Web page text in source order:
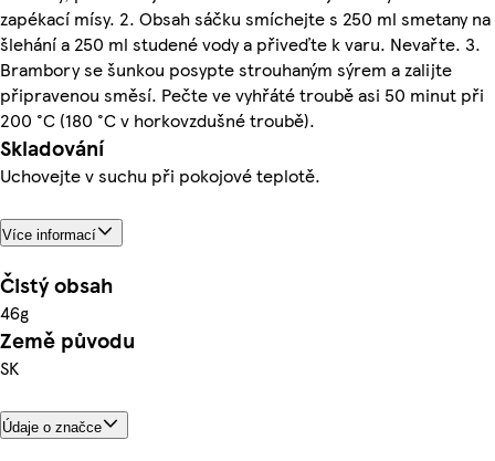
zapékací mísy. 2. Obsah sáčku smíchejte s 250 ml smetany na
šlehání a 250 ml studené vody a přiveďte k varu. Nevařte. 3.
Brambory se šunkou posypte strouhaným sýrem a zalijte
připravenou směsí. Pečte ve vyhřáté troubě asi 50 minut při
200 °C (180 °C v horkovzdušné troubě).
Skladování
Uchovejte v suchu při pokojové teplotě.
Více informací
Čistý obsah
46g
Země původu
SK
Údaje o značce